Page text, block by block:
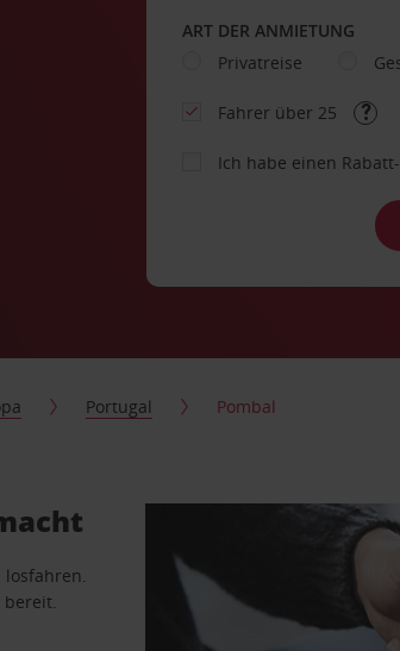
ART DER ANMIETUNG
Privatreise
Fahrer über 25
Ich habe einen
Portugal Pombal
bereit.